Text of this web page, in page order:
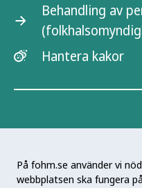
På fohm.se använder vi
webbplatsen ska fungera
Behandling av
Hantera kakor